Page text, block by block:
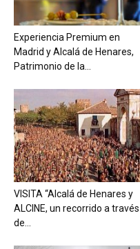
Experiencia Premium en
Madrid y Alcalá de Henares,
Patrimonio de la...
VISITA “Alcalá de Henares y
ALCINE, un recorrido a través
de...